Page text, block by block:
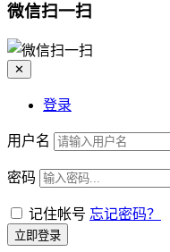
微信扫一扫
✕
登录
用户名
密码
记住帐号 忘记密码？